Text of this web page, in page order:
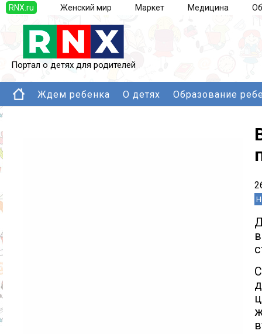
RNX.ru Женский мир Маркет Медицина
Портал о детях для родителей
Ждем ребенка О детях Образование